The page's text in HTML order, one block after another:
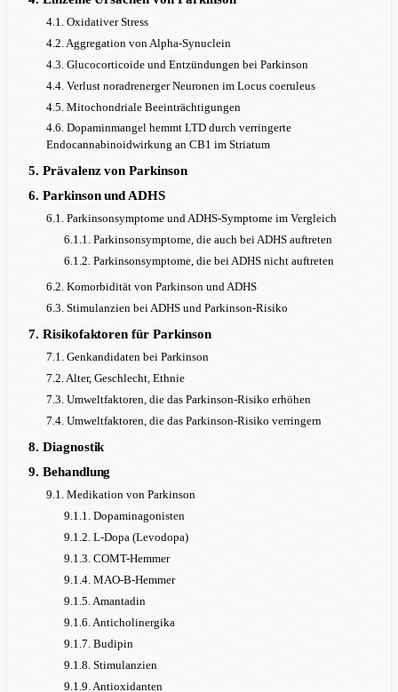
4.1. Oxidativer Stress
4.2. Aggregation von Alpha-Synuclein
4.3. Glucocorticoide und Entzündungen bei Parkinson
4.4. Verlust noradrenerger Neuronen im Locus coeruleus
4.5. Mitochondriale Beeinträchtigungen
4.6. Dopaminmangel hemmt LTD durch verringerte
Endocannabinoidwirkung an CB1 im Striatum
5. Prävalenz von Parkinson
6. Parkinson und ADHS
6.1. Parkinsonsymptome und ADHS-Symptome im Vergleich
6.1.1. Parkinsonsymptome, die auch bei ADHS auftreten
6.1.2. Parkinsonsymptome, die bei ADHS nicht auftreten
6.2. Komorbidität von Parkinson und ADHS
6.3. Stimulanzien bei ADHS und Parkinson-Risiko
7. Risikofaktoren für Parkinson
7.1. Genkandidaten bei Parkinson
7.2. Alter, Geschlecht, Ethnie
7.3. Umweltfaktoren, die das Parkinson-Risiko erhöhen
7.4. Umweltfaktoren, die das Parkinson-Risiko verringern
8. Diagnostik
9. Behandlung
9.1. Medikation von Parkinson
9.1.1. Dopaminagonisten
9.1.2. L-Dopa (Levodopa)
9.1.3. COMT-Hemmer
9.1.4. MAO-B-Hemmer
9.1.5. Amantadin
9.1.6. Anticholinergika
9.1.7. Budipin
9.1.8. Stimulanzien
9.1.9. Antioxidanten